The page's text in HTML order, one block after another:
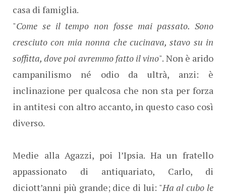
casa di famiglia.
"Come se il tempo non fosse mai passato. Sono
cresciuto con mia nonna che cucinava, stavo su in
soffitta, dove poi avremmo fatto il vino". Non è arido
campanilismo né odio da ultrà, anzi: è
inclinazione per qualcosa che non sta per forza
in antitesi con altro accanto, in questo caso così
diverso.
Medie alla Agazzi, poi l’Ipsia. Ha un fratello
appassionato di antiquariato, Carlo, di
diciott’anni più grande; dice di lui: "Ha al cubo le